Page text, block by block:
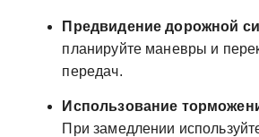
Предвидение дорожной
планируйте маневры и
передач.
Использование
При замедлении